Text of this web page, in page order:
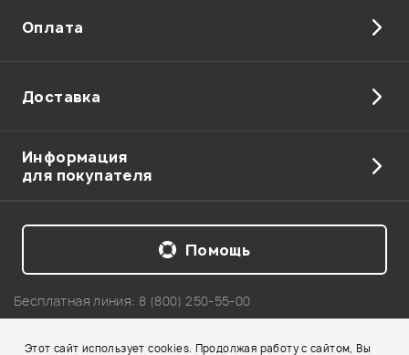
Этот сайт использует cookies. Продолжая работу с сайтом, Вы
Оплата
Доставка
Информация
для покупателя
Бесплатная линия: 8 (800) 250-55-00
Помощь